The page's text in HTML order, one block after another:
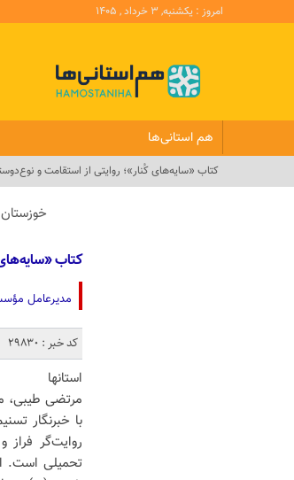
امروز : یکشنبه, ۳ خرداد , ۱۴۰۵
هم استانی‌ها
کتاب «سایه‌های کُنار»؛ روایتی از استقامت و
خوزستان
کتاب
مدیرعامل
کد خبر : 29830
استانها
مرتضی طیبی،
با خبرنگار
روایت‌گر فراز
تحمیلی است.